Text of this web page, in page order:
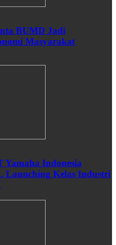
BUMD Jadi
Masyarakat
Yamaha Indonesia
Launching Kelas Industri